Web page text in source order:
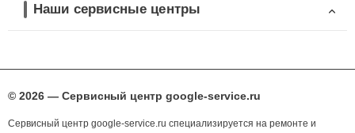
Наши сервисные центры
© 2026 — Сервисный центр google-service.ru
Сервисный центр google-service.ru специализируется на ремонте и